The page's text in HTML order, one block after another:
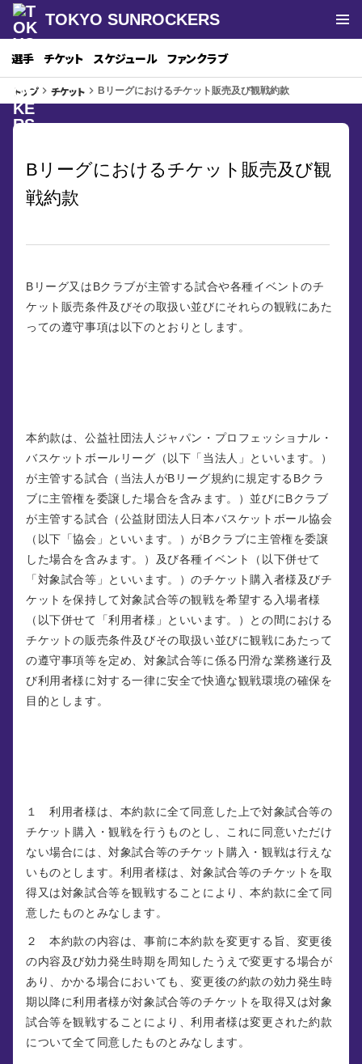
TOKYO SUNROCKERS
選手 チケット スケジュール ファンクラブ
トップkeyboard_arrow_right チケット keyboard_arrow_right Bリーグにおけるチケット販売及び観戦約款
Bリーグにおけるチケット販売及び観
戦約款
Bリーグ又はBクラブが主管する試合や各種イベントのチ
ケット販売条件及びその取扱い並びにそれらの観戦にあた
っての遵守事項は以下のとおりとします。
本約款は、公益社団法人ジャパン・プロフェッショナル・
バスケットボールリーグ（以下「当法人」といいます。）
が主管する試合（当法人がBリーグ規約に規定するBクラ
ブに主管権を委譲した場合を含みます。）並びにBクラブ
が主管する試合（公益財団法人日本バスケットボール協会
（以下「協会」といいます。）がBクラブに主管権を委譲
した場合を含みます。）及び各種イベント（以下併せて
「対象試合等」といいます。）のチケット購入者様及びチ
ケットを保持して対象試合等の観戦を希望する入場者様
（以下併せて「利用者様」といいます。）との間における
チケットの販売条件及びその取扱い並びに観戦にあたって
の遵守事項等を定め、対象試合等に係る円滑な業務遂行及
び利用者様に対する一律に安全で快適な観戦環境の確保を
目的とします。
１ 利用者様は、本約款に全て同意した上で対象試合等の
チケット購入・観戦を行うものとし、これに同意いただけ
ない場合には、対象試合等のチケット購入・観戦は行えな
いものとします。利用者様は、対象試合等のチケットを取
得又は対象試合等を観戦することにより、本約款に全て同
意したものとみなします。
２ 本約款の内容は、事前に本約款を変更する旨、変更後
の内容及び効力発生時期を周知したうえで変更する場合が
あり、かかる場合においても、変更後の約款の効力発生時
期以降に利用者様が対象試合等のチケットを取得又は対象
試合等を観戦することにより、利用者様は変更された約款
について全て同意したものとみなします。